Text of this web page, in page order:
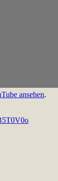
ansehen.